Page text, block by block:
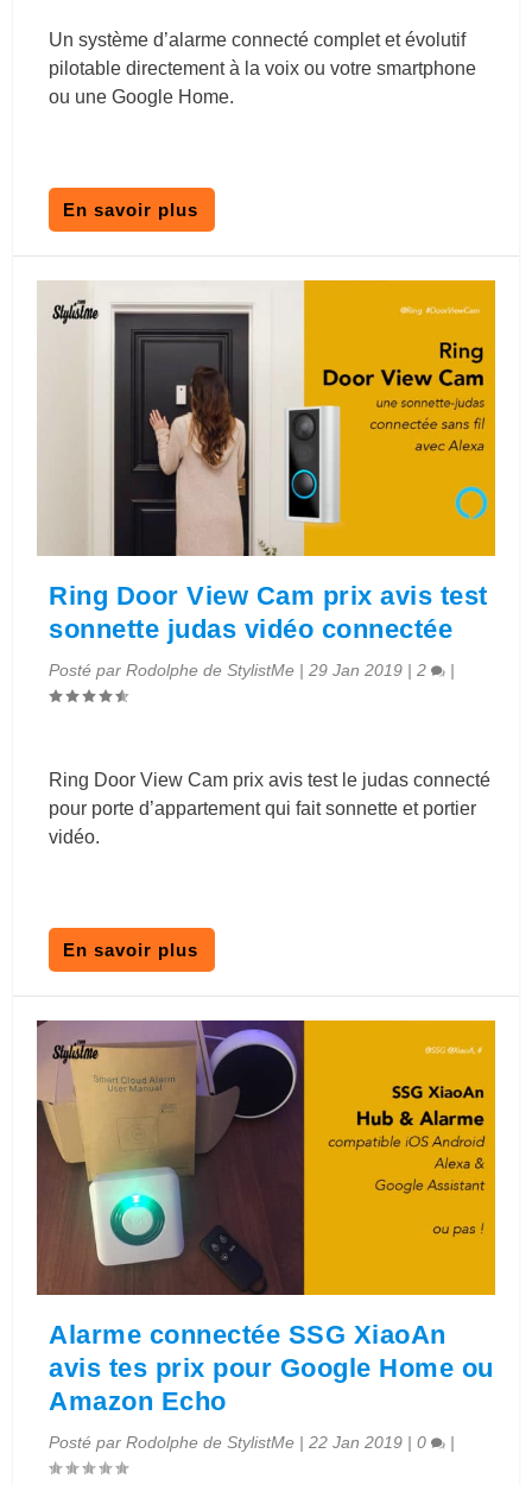
Un système d’alarme connecté complet et évolutif
pilotable directement à la voix ou votre smartphone
ou une Google Home.
En savoir plus
Ring Door View Cam prix avis test
sonnette judas vidéo connectée
Posté parRodolphe de StylistMe |29 Jan 2019 |2 |
Ring Door View Cam prix avis test le judas connecté
pour porte d’appartement qui fait sonnette et portier
vidéo.
En savoir plus
Alarme connectée SSG XiaoAn
avis tes prix pour Google Home ou
Amazon Echo
Posté parRodolphe de StylistMe |22 Jan 2019 |0 |